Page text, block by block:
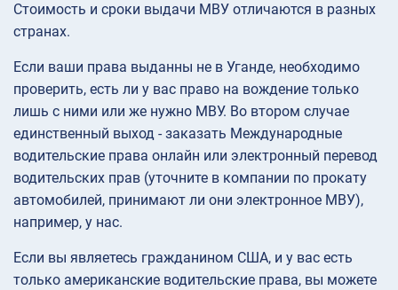
Стоимость и сроки выдачи МВУ отличаются в разных
странах.
Если ваши права выданны не в Уганде, необходимо
проверить, есть ли у вас право на вождение только
лишь с ними или же нужно МВУ. Во втором случае
единственный выход - заказать Международные
водительские права онлайн или электронный перевод
водительских прав (уточните в компании по прокату
автомобилей, принимают ли они электронное МВУ),
например, у нас.
Если вы являетесь гражданином США, и у вас есть
только американские водительские права, вы можете